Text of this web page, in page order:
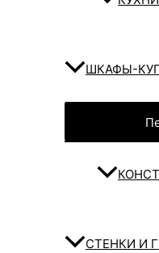
ШКАФЫ-
СТЕНКИ И